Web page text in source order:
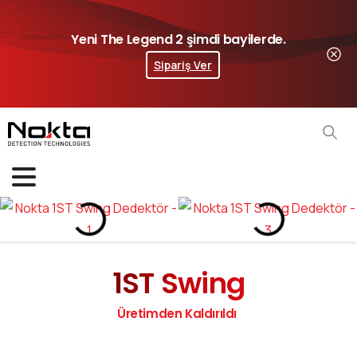
Yeni The Legend 2 şimdi bayilerde.
Sipariş Ver
1ST Swing
Üretimden Kaldırıldı